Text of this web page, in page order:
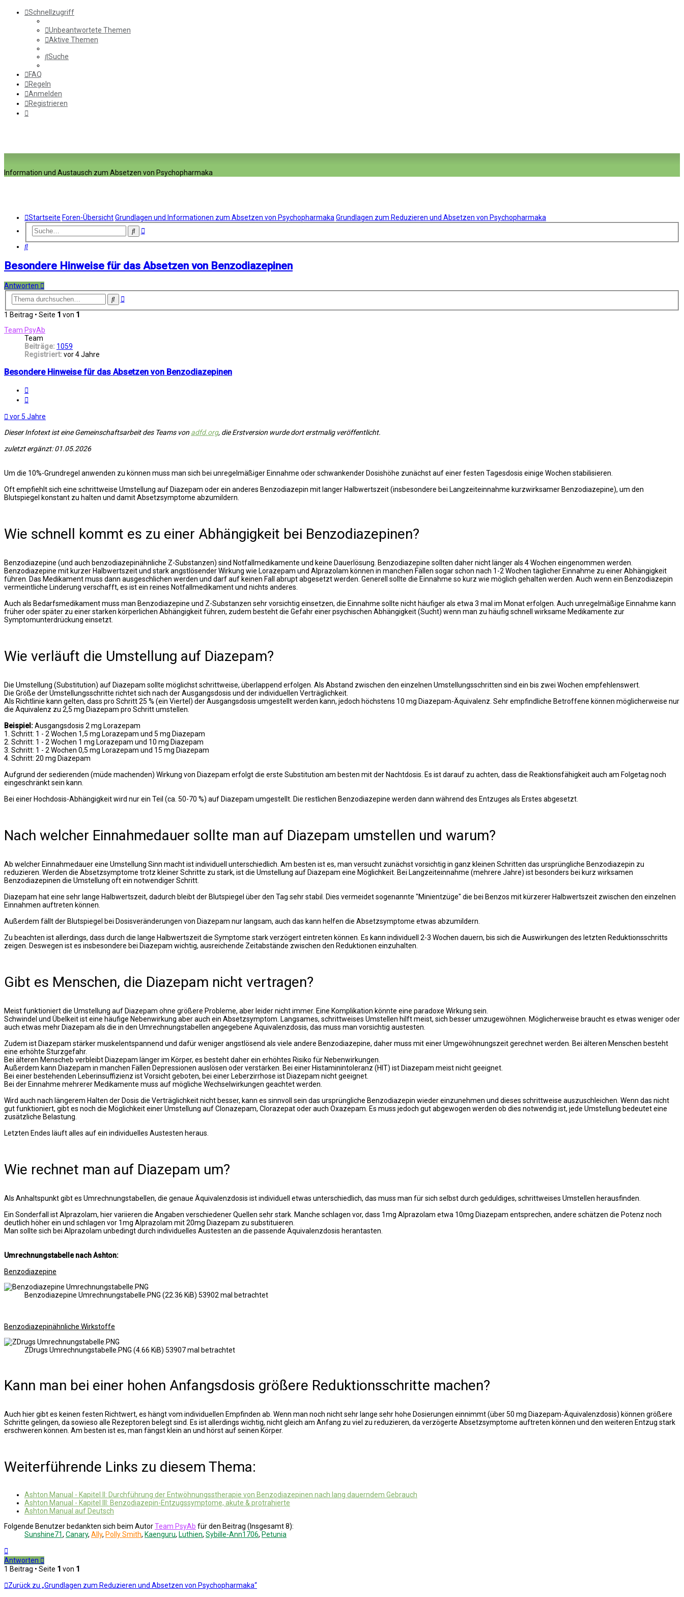
Schnellzugriff
Unbeantwortete Themen
Aktive Themen
Suche
FAQ
Regeln
Anmelden
Registrieren
Information und Austausch zum Absetzen von Psychopharmaka
Startseite Foren-ÜbersichtGrundlagen und Informationen zum Absetzen von Psychopharmaka Grundlagen zum Reduzieren und Absetzen von Psychopharmaka
SucheErweiterte
Suche
Besondere Hinweise für das Absetzen von Benzodiazepinen
Antworten
SucheErweiterte
1 Beitrag • Seite 1 von 1
Team PsyAb
Team
Beiträge: 1059
Registriert: vor 4 Jahre
Besondere Hinweise für das Absetzen von Benzodiazepinen
vor 5 Jahre
Dieser Infotext ist eine Gemeinschaftsarbeit des Teams von adfd.org, die Erstversion wurde dort erstmalig veröffentlicht.
zuletzt ergänzt: 01.05.2026
Um die 10%-Grundregel anwenden zu können muss man sich bei unregelmäßiger Einnahme oder schwankender Dosishöhe zunächst auf einer festen Tagesdosis einige Wochen stabilisieren.
Oft empfiehlt sich eine schrittweise Umstellung auf Diazepam oder ein anderes Benzodiazepin mit langer Halbwertszeit (insbesondere bei Langzeiteinnahme kurzwirksamer Benzodiazepine), um den
Blutspiegel konstant zu halten und damit Absetzsymptome abzumildern.
Wie schnell kommt es zu einer Abhängigkeit bei Benzodiazepinen?
Benzodiazepine (und auch benzodiazepinähnliche Z-Substanzen) sind Notfallmedikamente und keine Dauerlösung. Benzodiazepine sollten daher nicht länger als 4 Wochen eingenommen werden.
Benzodiazepine mit kurzer Halbwertszeit und stark angstlösender Wirkung wie Lorazepam und Alprazolam können in manchen Fällen sogar schon nach 1-2 Wochen täglicher Einnahme zu einer Abhängigkeit
führen. Das Medikament muss dann ausgeschlichen werden und darf auf keinen Fall abrupt abgesetzt werden. Generell sollte die Einnahme so kurz wie möglich gehalten werden. Auch wenn ein Benzodiazepin
vermeintliche Linderung verschafft, es ist ein reines Notfallmedikament und nichts anderes.
Auch als Bedarfsmedikament muss man Benzodiazepine und Z-Substanzen sehr vorsichtig einsetzen, die Einnahme sollte nicht häufiger als etwa 3 mal im Monat erfolgen. Auch unregelmäßige Einnahme kann
früher oder später zu einer starken körperlichen Abhängigkeit führen, zudem besteht die Gefahr einer psychischen Abhängigkeit (Sucht) wenn man zu häufig schnell wirksame Medikamente zur
Symptomunterdrückung einsetzt.
Wie verläuft die Umstellung auf Diazepam?
Die Umstellung (Substitution) auf Diazepam sollte möglichst schrittweise, überlappend erfolgen. Als Abstand zwischen den einzelnen Umstellungsschritten sind ein bis zwei Wochen empfehlenswert.
Die Größe der Umstellungsschritte richtet sich nach der Ausgangsdosis und der individuellen Verträglichkeit.
Als Richtlinie kann gelten, dass pro Schritt 25 % (ein Viertel) der Ausgangsdosis umgestellt werden kann, jedoch höchstens 10 mg Diazepam-Äquivalenz. Sehr empfindliche Betroffene können möglicherweise nur
die Äquivalenz zu 2,5 mg Diazepam pro Schritt umstellen.
Beispiel:Ausgangsdosis 2 mg Lorazepam
1. Schritt: 1 - 2 Wochen 1,5 mg Lorazepam und 5 mg Diazepam
2. Schritt: 1 - 2 Wochen 1 mg Lorazepam und 10 mg Diazepam
3. Schritt: 1 - 2 Wochen 0,5 mg Lorazepam und 15 mg Diazepam
4. Schritt: 20 mg Diazepam
Aufgrund der sedierenden (müde machenden) Wirkung von Diazepam erfolgt die erste Substitution am besten mit der Nachtdosis. Es ist darauf zu achten, dass die Reaktionsfähigkeit auch am Folgetag noch
eingeschränkt sein kann.
Bei einer Hochdosis-Abhängigkeit wird nur ein Teil (ca. 50-70 %) auf Diazepam umgestellt. Die restlichen Benzodiazepine werden dann während des Entzuges als Erstes abgesetzt.
Nach welcher Einnahmedauer sollte man auf Diazepam umstellen und warum?
Ab welcher Einnahmedauer eine Umstellung Sinn macht ist individuell unterschiedlich. Am besten ist es, man versucht zunächst vorsichtig in ganz kleinen Schritten das ursprüngliche Benzodiazepin zu
reduzieren. Werden die Absetzsymptome trotz kleiner Schritte zu stark, ist die Umstellung auf Diazepam eine Möglichkeit. Bei Langzeiteinnahme (mehrere Jahre) ist besonders bei kurz wirksamen
Benzodiazepinen die Umstellung oft ein notwendiger Schritt.
Diazepam hat eine sehr lange Halbwertszeit, dadurch bleibt der Blutspiegel über den Tag sehr stabil. Dies vermeidet sogenannte "Minientzüge" die bei Benzos mit kürzerer Halbwertszeit zwischen den einzelnen
Einnahmen auftreten können.
Außerdem fällt der Blutspiegel bei Dosisveränderungen von Diazepam nur langsam, auch das kann helfen die Absetzsymptome etwas abzumildern.
Zu beachten ist allerdings, dass durch die lange Halbwertszeit die Symptome stark verzögert eintreten können. Es kann individuell 2-3 Wochen dauern, bis sich die Auswirkungen des letzten Reduktionsschritts
zeigen. Deswegen ist es insbesondere bei Diazepam wichtig, ausreichende Zeitabstände zwischen den Reduktionen einzuhalten.
Gibt es Menschen, die Diazepam nicht vertragen?
Meist funktioniert die Umstellung auf Diazepam ohne größere Probleme, aber leider nicht immer. Eine Komplikation könnte eine paradoxe Wirkung sein.
Schwindel und Übelkeit ist eine häufige Nebenwirkung aber auch ein Absetzsymptom. Langsames, schrittweises Umstellen hilft meist, sich besser umzugewöhnen. Möglicherweise braucht es etwas weniger oder
auch etwas mehr Diazepam als die in den Umrechnungstabellen angegebene Äquivalenzdosis, das muss man vorsichtig austesten.
Zudem ist Diazepam stärker muskelentspannend und dafür weniger angstlösend als viele andere Benzodiazepine, daher muss mit einer Umgewöhnungszeit gerechnet werden. Bei älteren Menschen besteht
eine erhöhte Sturzgefahr.
Bei älteren Menscheb verbleibt Diazepam länger im Körper, es besteht daher ein erhöhtes Risiko für Nebenwirkungen.
Außerdem kann Diazepam in manchen Fällen Depressionen auslösen oder verstärken. Bei einer Histaminintoleranz (HIT) ist Diazepam meist nicht geeignet.
Bei einer bestehenden Leberinsuffizienz ist Vorsicht geboten, bei einer Leberzirrhose ist Diazepam nicht geeignet.
Bei der Einnahme mehrerer Medikamente muss auf mögliche Wechselwirkungen geachtet werden.
Wird auch nach längerem Halten der Dosis die Verträglichkeit nicht besser, kann es sinnvoll sein das ursprüngliche Benzodiazepin wieder einzunehmen und dieses schrittweise auszuschleichen. Wenn das nicht
gut funktioniert, gibt es noch die Möglichkeit einer Umstellung auf Clonazepam, Clorazepat oder auch Oxazepam. Es muss jedoch gut abgewogen werden ob dies notwendig ist, jede Umstellung bedeutet eine
zusätzliche Belastung.
Letzten Endes läuft alles auf ein individuelles Austesten heraus.
Wie rechnet man auf Diazepam um?
Als Anhaltspunkt gibt es Umrechnungstabellen, die genaue Äquivalenzdosis ist individuell etwas unterschiedlich, das muss man für sich selbst durch geduldiges, schrittweises Umstellen herausfinden.
Ein Sonderfall ist Alprazolam, hier variieren die Angaben verschiedener Quellen sehr stark. Manche schlagen vor, dass 1mg Alprazolam etwa 10mg Diazepam entsprechen, andere schätzen die Potenz noch
deutlich höher ein und schlagen vor 1mg Alprazolam mit 20mg Diazepam zu substituieren.
Man sollte sich bei Alprazolam unbedingt durch individuelles Austesten an die passende Äquivalenzdosis herantasten.
Umrechnungstabelle nach Ashton:
Benzodiazepine
Benzodiazepine Umrechnungstabelle.PNG (22.36 KiB) 53902 mal betrachtet
Benzodiazepinähnliche Wirkstoffe
ZDrugs Umrechnungstabelle.PNG (4.66 KiB) 53907 mal betrachtet
Kann man bei einer hohen Anfangsdosis größere Reduktionsschritte machen?
Auch hier gibt es keinen festen Richtwert, es hängt vom individuellen Empfinden ab. Wenn man noch nicht sehr lange sehr hohe Dosierungen einnimmt (über 50 mg Diazepam-Äquivalenzdosis) können größere
Schritte gelingen, da sowieso alle Rezeptoren belegt sind. Es ist allerdings wichtig, nicht gleich am Anfang zu viel zu reduzieren, da verzögerte Absetzsymptome auftreten können und den weiteren Entzug stark
erschweren können. Am besten ist es, man fängst klein an und hörst auf seinen Körper.
Weiterführende Links zu diesem Thema:
Ashton Manual - Kapitel II: Durchführung der Entwöhnungsstherapie von Benzodiazepinen nach lang dauerndem Gebrauch
Ashton Manual - Kapitel III: Benzodiazepin-Entzugssymptome, akute & protrahierte
Ashton Manual auf Deutsch
Folgende Benutzer bedankten sich beim AutorTeam PsyAb für den Beitrag (Insgesamt 8):
Sunshine71, Canary, Ally, Polly Smith, Kaenguru, Luthien, Sybille-Ann1706, Petunia
oben
Antworten
1 Beitrag • Seite 1 von 1
Zurück zu „Grundlagen zum Reduzieren und Absetzen von Psychopharmaka“